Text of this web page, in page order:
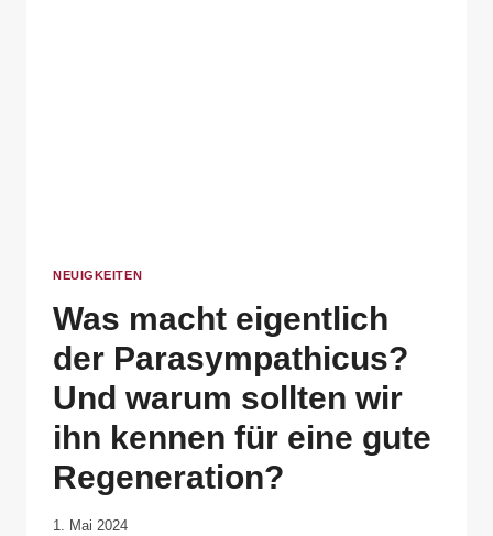
NEUIGKEITEN
Was macht eigentlich
der Parasympathicus?
Und warum sollten wir
ihn kennen für eine gute
Regeneration?
Von
1. Mai 2024